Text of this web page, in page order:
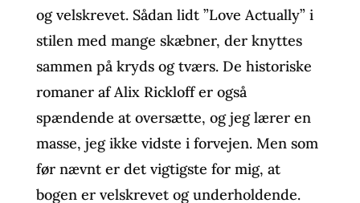
og velskrevet. Sådan lidt ”Love Actually” i
stilen med mange skæbner, der knyttes
sammen på kryds og tværs. De historiske
romaner af Alix Rickloff er også
spændende at oversætte, og jeg lærer en
masse, jeg ikke vidste i forvejen. Men som
før nævnt er det vigtigste for mig, at
bogen er velskrevet og underholdende.